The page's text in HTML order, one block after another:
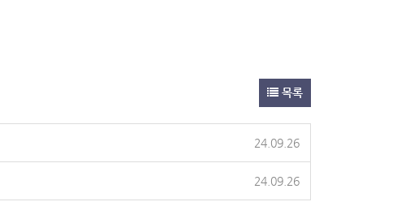
목록
24.09.26
24.09.26